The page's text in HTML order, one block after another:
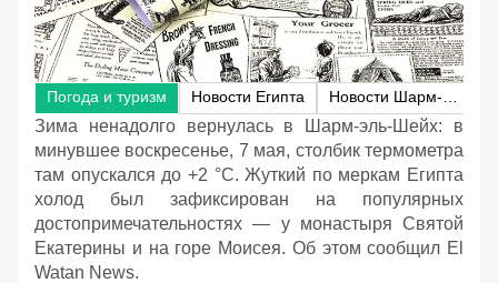
Погода и туризм Новости Египта
Зима ненадолго вернулась в Шарм-эль-Шейх: в
минувшее воскресенье, 7 мая, столбик термометра
там опускался до +2 °C. Жуткий по меркам Египта
холод был зафиксирован на популярных
достопримечательностях — у монастыря Святой
Екатерины и на горе Моисея. Об этом сообщил El
Watan News.